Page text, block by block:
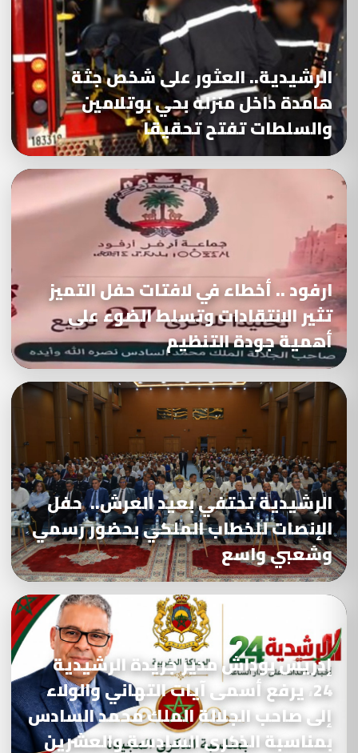
الرشيدية.. العثور على شخص جثة
هامدة داخل منزله بحي بوتلامين
والسلطات تفتح تحقيقا
ارفود .. أخطاء في لافتات حفل التميز
تثير الانتقادات وتسلط الضوء على
أهمية جودة التنظيم
الرشيدية تحتفي بعيد العرش.. حفل
الإنصات للخطاب الملكي بحضور رسمي
وشعبي واسع
إدريس بوداش مدير جريدة الرشيدية
24، يرفع أسمى آيات التهاني والولاء
إلى صاحب الجلالة الملك محمد السادس
بمناسبة الذكرى السادسة والعشرين